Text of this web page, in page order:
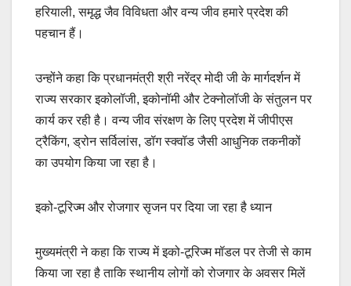
हरियाली, समृद्ध जैव विविधता और वन्य जीव हमारे प्रदेश की
पहचान हैं।
उन्होंने कहा कि प्रधानमंत्री श्री नरेंद्र मोदी जी के मार्गदर्शन में
राज्य सरकार इकोलॉजी, इकोनॉमी और टेक्नोलॉजी के संतुलन पर
कार्य कर रही है। वन्य जीव संरक्षण के लिए प्रदेश में जीपीएस
ट्रैकिंग, ड्रोन सर्विलांस, डॉग स्क्वॉड जैसी आधुनिक तकनीकों
का उपयोग किया जा रहा है।
इको-टूरिज्म और रोजगार सृजन पर दिया जा रहा है ध्यान
मुख्यमंत्री ने कहा कि राज्य में इको-टूरिज्म मॉडल पर तेजी से काम
किया जा रहा है ताकि स्थानीय लोगों को रोजगार के अवसर मिलें